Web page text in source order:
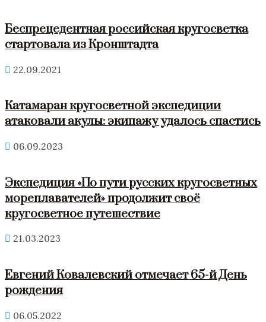
Беспрецедентная российская кругосветка
стартовала из Кронштадта
22.09.2021
Катамаран кругосветной экспедиции
атаковали акулы: экипажу удалось спастись
06.09.2023
Экспедиция «По пути русских кругосветных
мореплавателей» продолжит своё
кругосветное путешествие
21.03.2023
Евгений Ковалевский отмечает 65-й День
рождения
06.05.2022